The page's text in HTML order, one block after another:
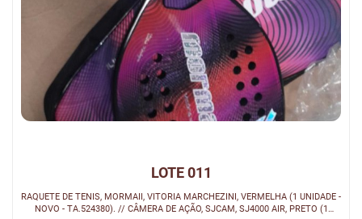
LOTE 011
RAQUETE DE TENIS, MORMAII, VITORIA MARCHEZINI, VERMELHA (1 UNIDADE -
NOVO - TA.524380). // CÂMERA DE AÇÃO, SJCAM, SJ4000 AIR, PRETO (1